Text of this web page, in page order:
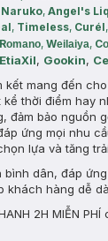
Naruko, Angel's
, Timeless, Curél,
Romano, Weilaiya, C
EtiaXil, Gookin,
mang đến
thời điểm hay
bảo nguồn
ứng mọi nhu
lựa và tăng
dân, đáp
hàng dễ
2H MIỄN